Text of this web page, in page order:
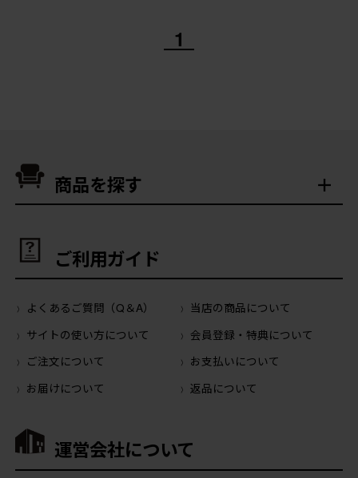
1
商品を探す
ご利用ガイド
よくあるご質問（Q＆A）
当店の商品について
サイトの使い方について
会員登録・特典について
ご注文について
お支払いについて
お届けについて
返品について
運営会社について